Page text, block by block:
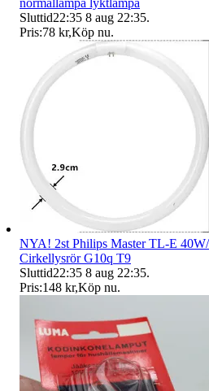
Sluttid22:35 8 aug 22:35.
Pris:78 kr,Köp nu.
NYA! 2st Philips Master TL-E
Cirkellysrör G10q T9
Sluttid22:35 8 aug 22:35.
Pris:148 kr,Köp nu.